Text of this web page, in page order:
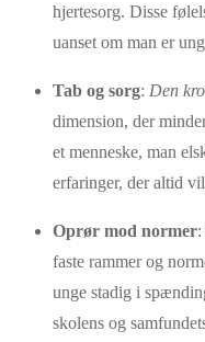
hjertesorg. Disse
uanset om man er
Tab og sorg: Den
dimension, der
et menneske, man
erfaringer, der altid
Oprør mod normer
faste rammer og
unge stadig i
skolens og